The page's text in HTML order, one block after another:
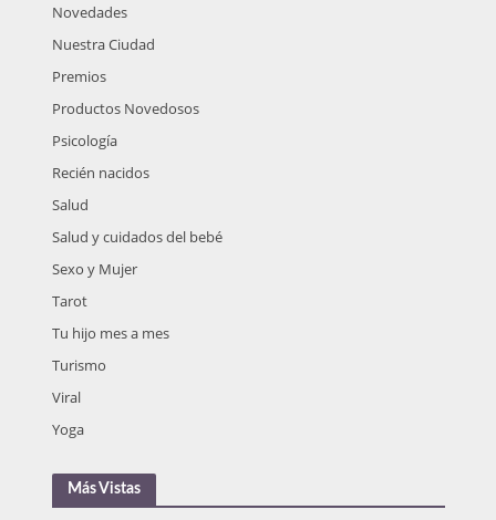
Novedades
Nuestra Ciudad
Premios
Productos Novedosos
Psicología
Recién nacidos
Salud
Salud y cuidados del bebé
Sexo y Mujer
Tarot
Tu hijo mes a mes
Turismo
Viral
Yoga
Más Vistas